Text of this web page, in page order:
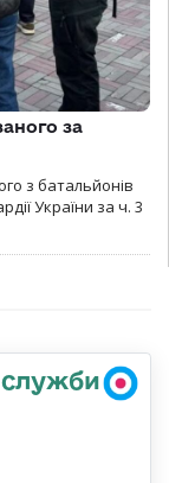
за
з батальйонів
України за ч. 3
служби